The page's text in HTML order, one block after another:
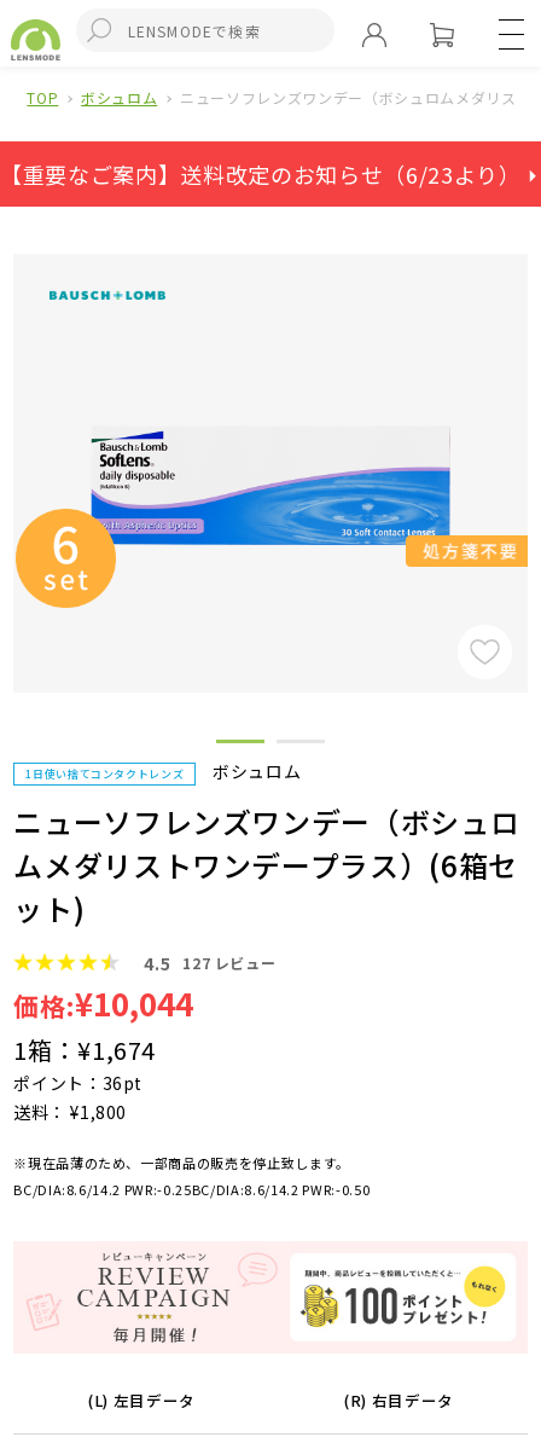
TOP ボシュロム ニューソフレンズワンデー（ボシュロムメダリスト
【重要なご案内】送料改定のお知らせ（6/23より） ⏵
1日使い捨てコンタクトレンズ ボシュロム
ニューソフレンズワンデー（ボシュロ
ムメダリストワンデープラス）(6箱セ
ット)
4.5 127 レビュー
価格:¥10,044
1箱：¥1,674
ポイント：36pt
送料： ¥1,800
※現在品薄のため、一部商品の販売を停止致します。
BC/DIA:8.6/14.2 PWR:-0.25BC/DIA:8.6/14.2 PWR:-0.50
(L) 左目データ (R) 右目データ